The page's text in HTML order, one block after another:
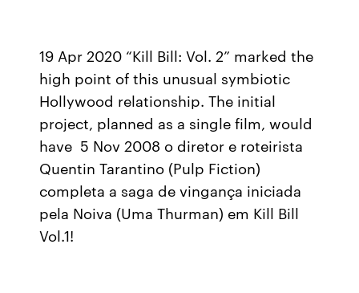
19 Apr 2020 “Kill Bill: Vol. 2” marked the
high point of this unusual symbiotic
Hollywood relationship. The initial
project, planned as a single film, would
have 5 Nov 2008 o diretor e roteirista
Quentin Tarantino (Pulp Fiction)
completa a saga de vingança iniciada
pela Noiva (Uma Thurman) em Kill Bill
Vol.1!